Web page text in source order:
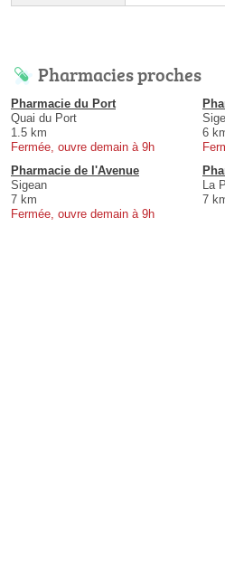
Pharmacies proches
Pharmacie du Port
Quai du Port
1.5 km
Fermée, ouvre demain à 9h
6
Pharmacie de l'Avenue
Sigean
7 km
Fermée, ouvre demain à 9h
La
7